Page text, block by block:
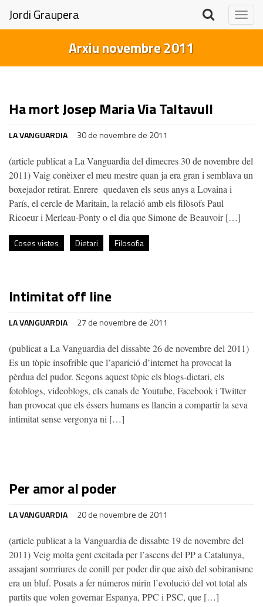
Jordi Graupera
Arxiu novembre 2011
Ha mort Josep Maria Via Taltavull
LA VANGUARDIA 30 de novembre de 2011
(article publicat a La Vanguardia del dimecres 30 de novembre del
2011) Vaig conèixer el meu mestre quan ja era gran i semblava un
boxejador retirat. Enrere quedaven els seus anys a Lovaina i
París, el cercle de Maritain, la relació amb els filòsofs Paul
Ricoeur i Merleau-Ponty o el dia que Simone de Beauvoir […]
Coses vistes Dietari Filosofia
Intimitat off line
LA VANGUARDIA 27 de novembre de 2011
(publicat a La Vanguardia del dissabte 26 de novembre del 2011)
Es un tòpic insofrible que l’aparició d’internet ha provocat la
pèrdua del pudor. Segons aquest tòpic els blogs-dietari, els
fotoblogs, videoblogs, els canals de Youtube, Facebook i Twitter
han provocat que els éssers humans es llancin a compartir la seva
intimitat sense vergonya ni […]
Per amor al poder
LA VANGUARDIA 20 de novembre de 2011
(article publicat a la Vanguardia de dissabte 19 de novembre del
2011) Veig molta gent excitada per l’ascens del PP a Catalunya,
assajant somriures de conill per poder dir que això del sobiranisme
era un bluf. Posats a fer números mirin l’evolució del vot total als
partits que volen governar Espanya, PPC i PSC, que […]